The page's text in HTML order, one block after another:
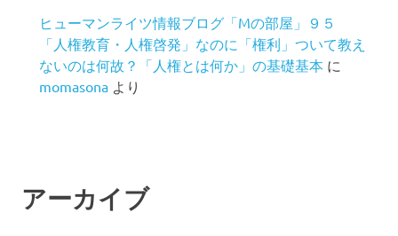
ヒューマンライツ情報ブログ「Mの部屋」９５
「人権教育・人権啓発」なのに「権利」ついて教え
ないのは何故？「人権とは何か」の基礎基本 に
momasona より
アーカイブ